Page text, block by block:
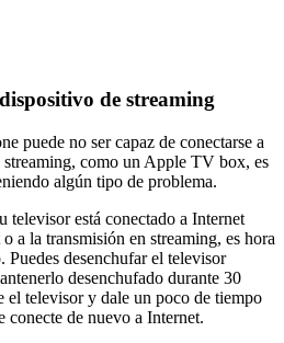
de streaming
puede no ser capaz de conectarse a
como un Apple TV box, es
algún tipo de problema.
televisor está conectado a Internet
a la transmisión en streaming, es hora
desenchufar el televisor
desenchufado durante 30
el televisor y dale un poco de tiempo
conecte de nuevo a Internet.